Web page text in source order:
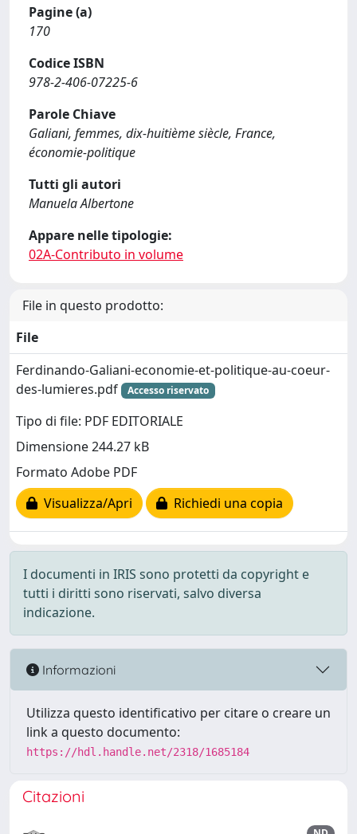
Pagine (a)
170
Codice ISBN
978-2-406-07225-6
Parole Chiave
Galiani, femmes, dix-huitième siècle, France,
économie-politique
Tutti gli autori
Manuela Albertone
Appare nelle tipologie:
02A-Contributo in volume
File in questo prodotto:
File
Ferdinando-Galiani-economie-et-politique-au-coeur-
des-lumieres.pdf
Accesso riservato
Tipo di file: PDF EDITORIALE
Dimensione 244.27 kB
Formato Adobe PDF
Visualizza/Apri
Richiedi una copia
I documenti in IRIS sono protetti da copyright e
tutti i diritti sono riservati, salvo diversa
indicazione.
Informazioni
Utilizza questo identificativo per citare o creare un
link a questo documento:
https://hdl.handle.net/2318/1685184
Citazioni